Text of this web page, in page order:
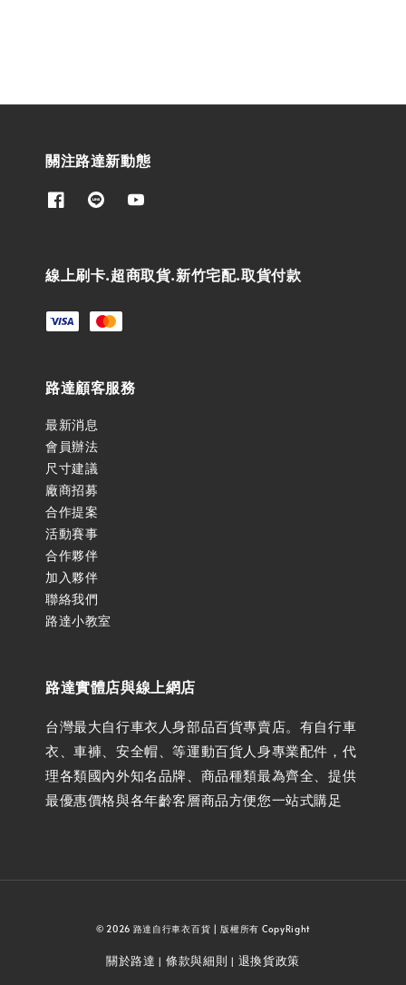
關注路達新動態
線上刷卡.超商取貨.新竹宅配.取貨付款
路達顧客服務
最新消息
會員辦法
尺寸建議
廠商招募
合作提案
活動賽事
合作夥伴
加入夥伴
聯絡我們
路達小教室
路達實體店與線上網店
台灣最大自行車衣人身部品百貨專賣店。有自行車
衣、車褲、安全帽、等運動百貨人身專業配件，代
理各類國內外知名品牌、商品種類最為齊全、提供
最優惠價格與各年齡客層商品方便您一站式購足
© 2026 路達自行車衣百貨 | 版權所有 CopyRight
關於路達 | 條款與細則 | 退換貨政策